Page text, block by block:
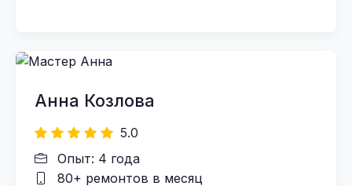
Анна Козлова
5.0
Опыт: 4 года
80+ ремонтов в месяц